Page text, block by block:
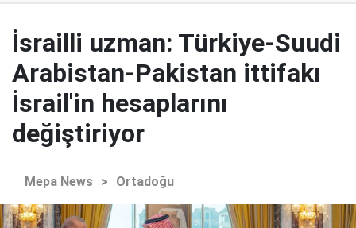
İsrailli uzman: Türkiye-Suudi
Arabistan-Pakistan ittifakı
İsrail'in hesaplarını
değiştiriyor
Mepa News > Ortadoğu